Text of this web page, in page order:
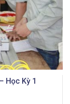
Học Kỳ 1